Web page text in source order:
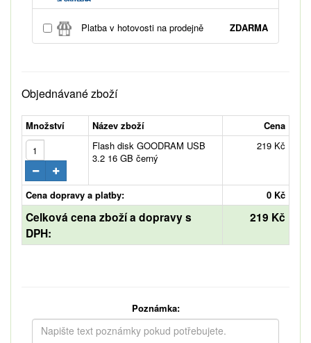
Platba v hotovosti na prodejně ZDARMA
Objednávané zboží
Množství Název zboží
Cena
Flash disk GOODRAM USB
3.2 16 GB černý
219 Kč
Cena dopravy a platby: 0 Kč
Celková cena zboží a dopravy s
DPH:
219 Kč
Poznámka: